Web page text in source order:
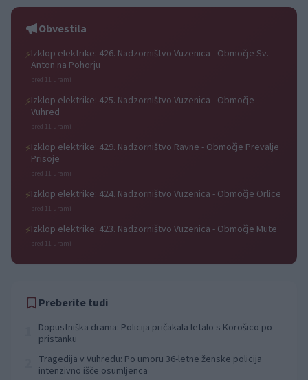
počitniški kino
Obvestila
⚡Izklop elektrike: 426. Nadzorništvo Vuzenica - Območje Sv.
Anton na Pohorju
pred 11 urami
⚡Izklop elektrike: 425. Nadzorništvo Vuzenica - Območje
Vuhred
pred 11 urami
⚡Izklop elektrike: 429. Nadzorništvo Ravne - Območje Prevalje
Prisoje
pred 11 urami
⚡Izklop elektrike: 424. Nadzorništvo Vuzenica - Območje Orlice
pred 11 urami
⚡Izklop elektrike: 423. Nadzorništvo Vuzenica - Območje Mute
pred 11 urami
Preberite tudi
Dopustniška drama: Policija pričakala letalo s Korošico po
pristanku
Tragedija v Vuhredu: Po umoru 36-letne ženske policija
intenzivno išče osumljenca